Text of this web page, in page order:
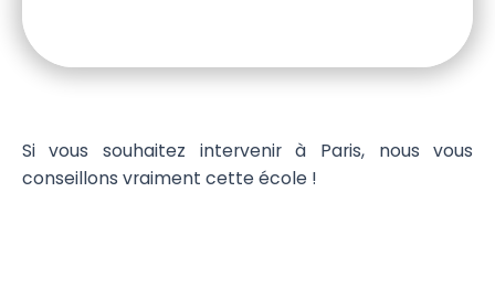
Si vous souhaitez intervenir à Paris, nous vous
conseillons vraiment cette école !